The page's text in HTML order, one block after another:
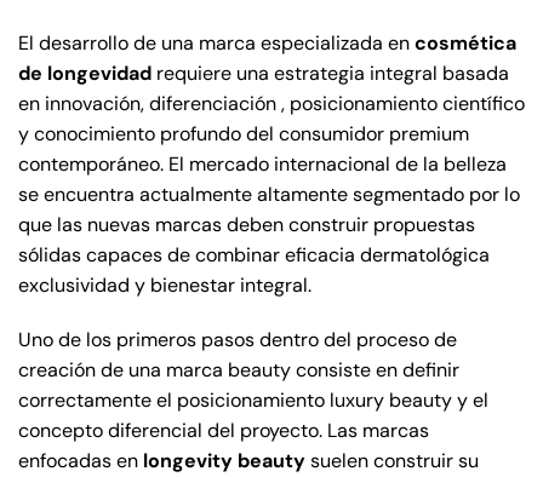
El desarrollo de una marca especializada encosmética
de longevidad requiere una estrategia integral basada
en innovación, diferenciación , posicionamiento científico
y conocimiento profundo del consumidor premium
contemporáneo. El mercado internacional de la belleza
se encuentra actualmente altamente segmentado por lo
que las nuevas marcas deben construir propuestas
sólidas capaces de combinar eficacia dermatológica
exclusividad y bienestar integral.
Uno de los primeros pasos dentro del proceso de
creación de una marca beauty consiste en definir
correctamente el posicionamiento luxury beauty y el
concepto diferencial del proyecto. Las marcas
enfocadas en longevity beautysuelen construir su